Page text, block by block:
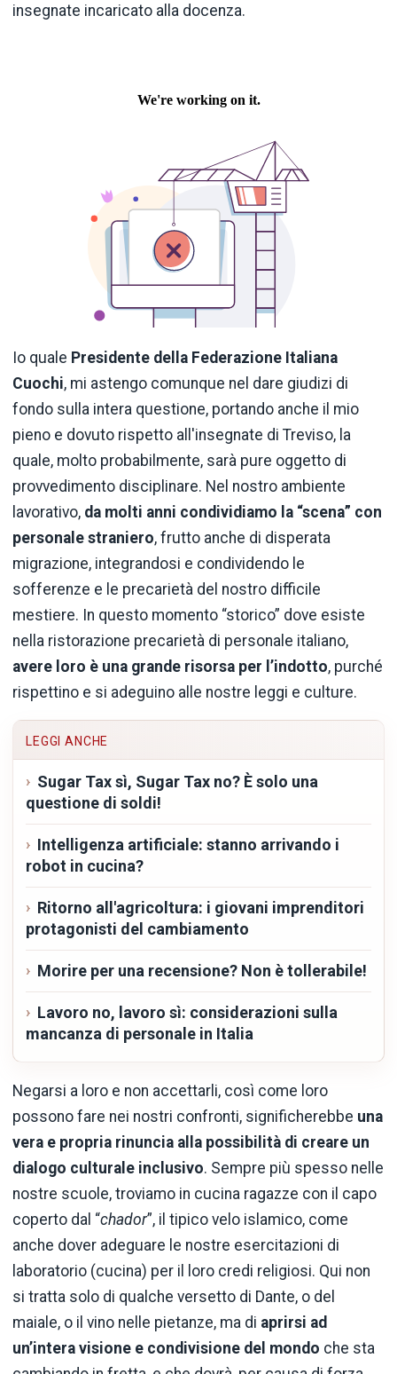
insegnate incaricato alla docenza.
Io quale Presidente della Federazione Italiana
Cuochi, mi astengo comunque nel dare giudizi di
fondo sulla intera questione, portando anche il mio
pieno e dovuto rispetto all'insegnate di Treviso, la
quale, molto probabilmente, sarà pure oggetto di
provvedimento disciplinare. Nel nostro ambiente
lavorativo, da molti anni condividiamo la “scena” con
personale straniero, frutto anche di disperata
migrazione, integrandosi e condividendo le
sofferenze e le precarietà del nostro difficile
mestiere. In questo momento “storico” dove esiste
nella ristorazione precarietà di personale italiano,
avere loro è una grande risorsa per l’indotto, purché
rispettino e si adeguino alle nostre leggi e culture.
LEGGI ANCHE
Sugar Tax sì, Sugar Tax no? È solo una
questione di soldi!
Intelligenza artificiale: stanno arrivando i
robot in cucina?
Ritorno all'agricoltura: i giovani imprenditori
protagonisti del cambiamento
Morire per una recensione? Non è tollerabile!
Lavoro no, lavoro sì: considerazioni sulla
mancanza di personale in Italia
Negarsi a loro e non accettarli, così come loro
possono fare nei nostri confronti, significherebbe una
vera e propria rinuncia alla possibilità di creare un
dialogo culturale inclusivo. Sempre più spesso nelle
nostre scuole, troviamo in cucina ragazze con il capo
coperto dal “chador”, il tipico velo islamico, come
anche dover adeguare le nostre esercitazioni di
laboratorio (cucina) per il loro credi religiosi. Qui non
si tratta solo di qualche versetto di Dante, o del
maiale, o il vino nelle pietanze, ma di aprirsi ad
un’intera visione e condivisione del mondo che sta